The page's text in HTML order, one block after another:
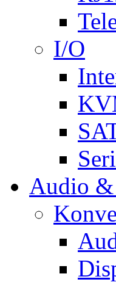
I/O
Audio